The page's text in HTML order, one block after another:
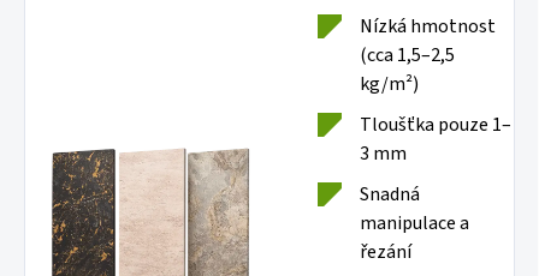
Nízká hmotnost
(cca 1,5–2,5
kg/m²)
Tloušťka pouze 1–
3 mm
Snadná
manipulace a
řezání